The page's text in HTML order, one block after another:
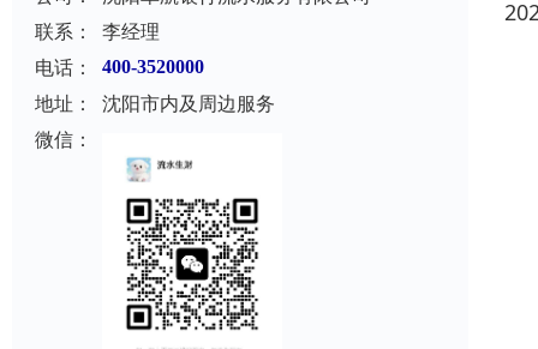
联系：
李经理
电话：
400-3520000
地址：
沈阳市内及周边服务
微信：